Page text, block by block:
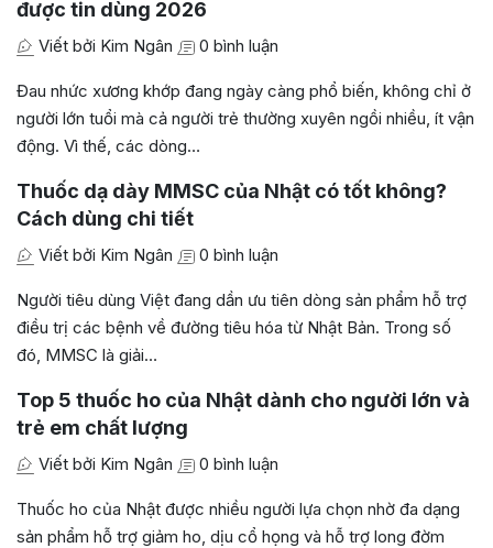
được tin dùng 2026
Viết bởi Kim Ngân 0 bình luận
Đau nhức xương khớp đang ngày càng phổ biến, không chỉ ở
người lớn tuổi mà cả người trẻ thường xuyên ngồi nhiều, ít vận
động. Vì thế, các dòng…
Thuốc dạ dày MMSC của Nhật có tốt không?
Cách dùng chi tiết
Viết bởi Kim Ngân 0 bình luận
Người tiêu dùng Việt đang dần ưu tiên dòng sản phẩm hỗ trợ
điều trị các bệnh về đường tiêu hóa từ Nhật Bản. Trong số
đó, MMSC là giải…
Top 5 thuốc ho của Nhật dành cho người lớn và
trẻ em chất lượng
Viết bởi Kim Ngân 0 bình luận
Thuốc ho của Nhật được nhiều người lựa chọn nhờ đa dạng
sản phẩm hỗ trợ giảm ho, dịu cổ họng và hỗ trợ long đờm